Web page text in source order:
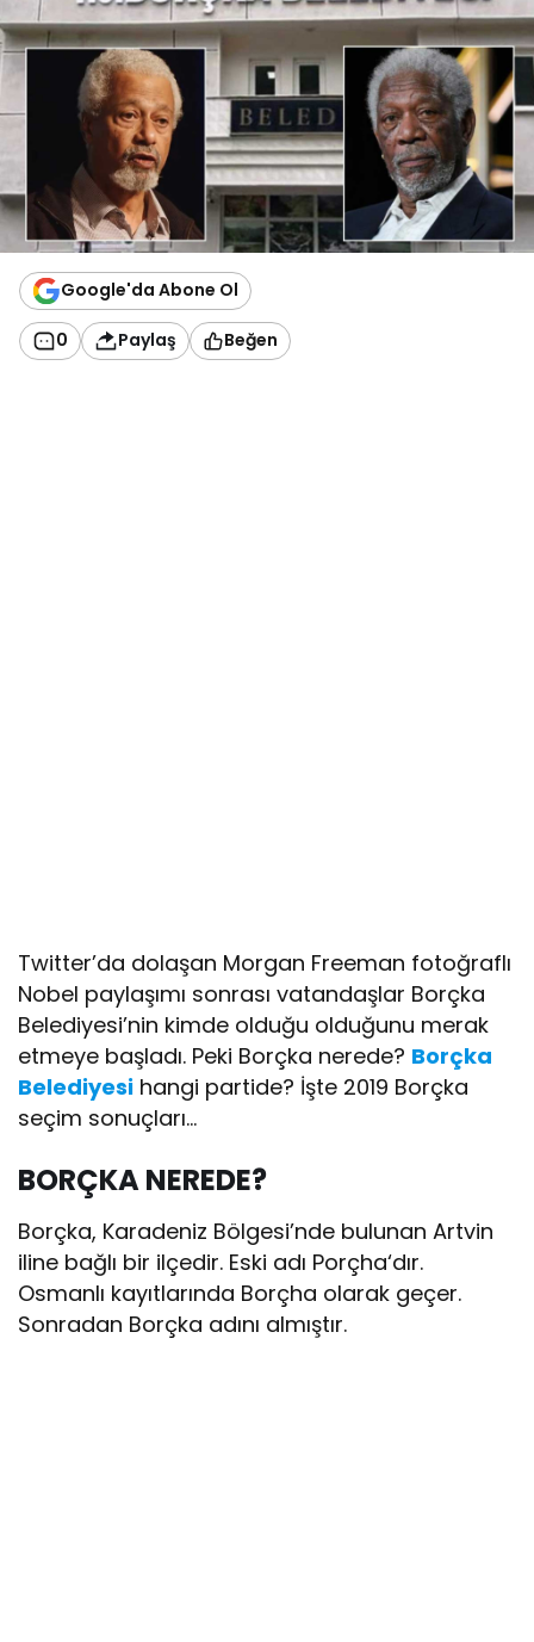
Google'da Abone Ol
0 Paylaş Beğen
Twitter’da dolaşan Morgan Freeman fotoğraflı
Nobel paylaşımı sonrası vatandaşlar Borçka
Belediyesi’nin kimde olduğu olduğunu merak
etmeye başladı. Peki Borçka nerede? Borçka
Belediyesi hangi partide? İşte 2019 Borçka
seçim sonuçları…
BORÇKA NEREDE?
Borçka, Karadeniz Bölgesi’nde bulunan Artvin
iline bağlı bir ilçedir. Eski adı Porçha‘dır.
Osmanlı kayıtlarında Borçha olarak geçer.
Sonradan Borçka adını almıştır.